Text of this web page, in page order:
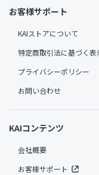
お客様サポート
KAIストアについて
特定商取引法に基づく表
プライバシーポリシー
お問い合わせ
KAIコンテンツ
会社概要
お客様サポート